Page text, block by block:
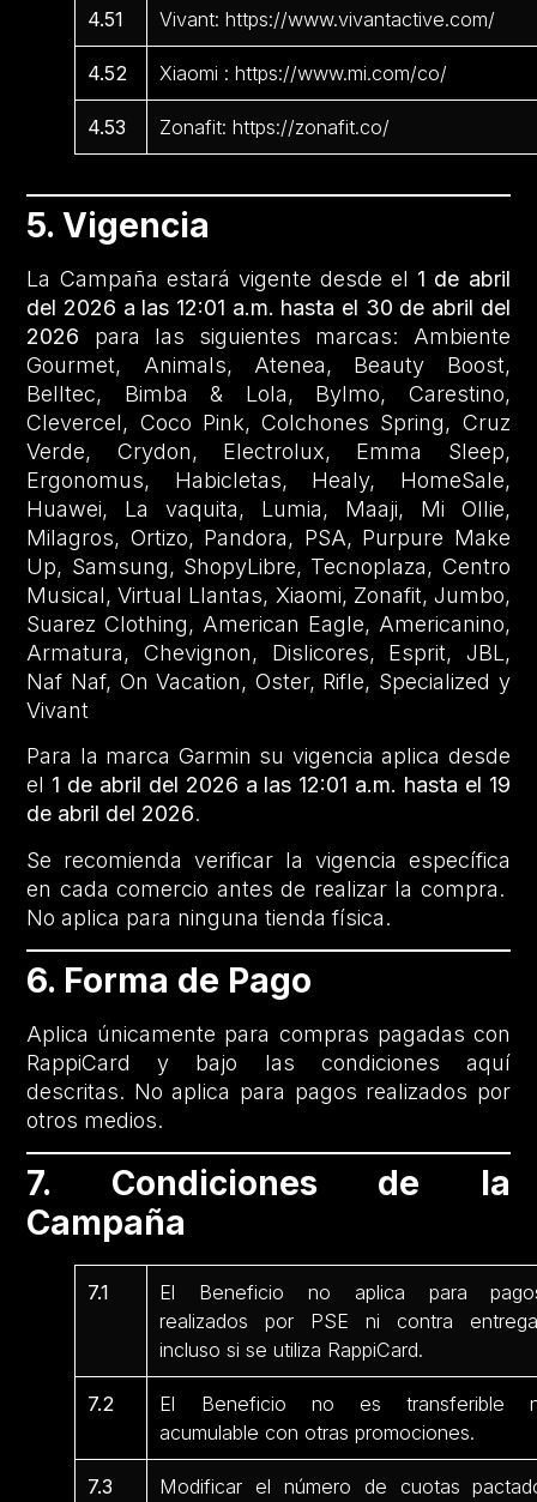
4.51 Vivant: https://www.vivantactive.com/
4.52 Xiaomi : https://www.mi.com/co/
4.53 Zonafit: https://zonafit.co/
5. Vigencia
La Campaña estará vigente desde el 1 de abril
del 2026 a las 12:01 a.m. hasta el 30 de abril del
2026 para las siguientes marcas: Ambiente
Gourmet, Animals, Atenea, Beauty Boost,
Belltec, Bimba & Lola, Bylmo, Carestino,
Clevercel, Coco Pink, Colchones Spring, Cruz
Verde, Crydon, Electrolux, Emma Sleep,
Ergonomus, Habicletas, Healy, HomeSale,
Huawei, La vaquita, Lumia, Maaji, Mi Ollie,
Milagros, Ortizo, Pandora, PSA, Purpure Make
Up, Samsung, ShopyLibre, Tecnoplaza, Centro
Musical, Virtual Llantas, Xiaomi, Zonafit, Jumbo,
Suarez Clothing, American Eagle, Americanino,
Armatura, Chevignon, Dislicores, Esprit, JBL,
Naf Naf, On Vacation, Oster, Rifle, Specialized y
Vivant
Para la marca Garmin su vigencia aplica desde
el 1 de abril del 2026 a las 12:01 a.m. hasta el 19
de abril del 2026.
Se recomienda verificar la vigencia específica
en cada comercio antes de realizar la compra.
No aplica para ninguna tienda física.
6. Forma de Pago
Aplica únicamente para compras pagadas con
RappiCard y bajo las condiciones aquí
descritas. No aplica para pagos realizados por
otros medios.
7. Condiciones de la
Campaña
7.1
El Beneficio no aplica para
realizados por PSE ni contra
incluso si se utiliza RappiCard.
7.2
El Beneficio no es transferible
acumulable con otras promociones.
7.3
Modificar el número de cuotas